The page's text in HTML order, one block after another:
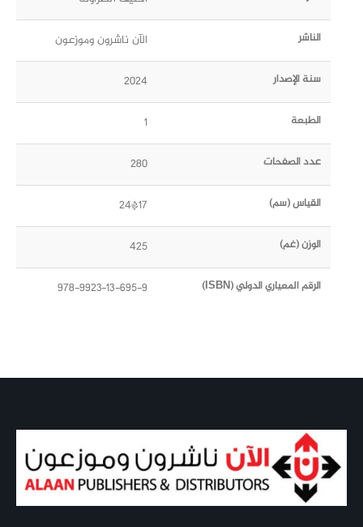
الناشر الآن ناشرون وموزعون
سنة الإصدار 2024
الطبعة 1
عدد الصفحات 280
القياس (سم) 17*24
الوزن (غم) 425
الرقم المعياري الدولي (ISBN) 978-9923-13-695-9